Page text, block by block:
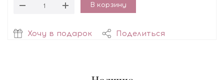
В корзину
Хочу в подарок Поделиться